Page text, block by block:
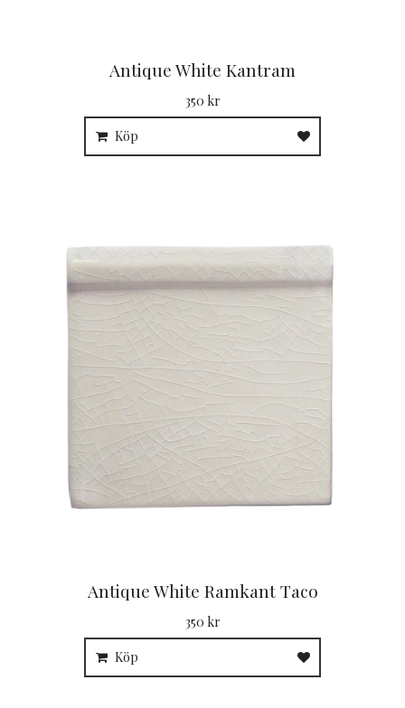
Antique White Kantram
350 kr
Köp
Antique White Ramkant Taco
350 kr
Köp